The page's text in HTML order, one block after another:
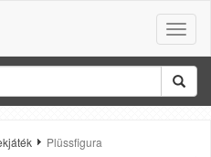
Toggle
Plüssfigura